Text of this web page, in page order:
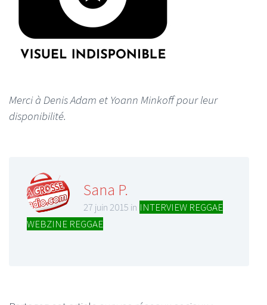
Merci à Denis Adam et Yoann Minkoff pour leur
disponibilité.
Sana P.
27 juin 2015 in INTERVIEW REGGAE
WEBZINE REGGAE